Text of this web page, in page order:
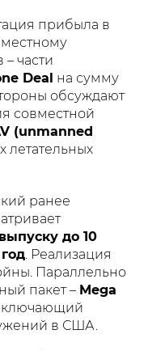
прибыла в
части
Deal на сумму
обсуждают
совместной
(unmanned
летательных
ранее
до 10
. Реализация
Параллельно
пакет – Mega
в США.